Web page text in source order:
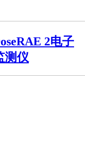
2电子
测仪